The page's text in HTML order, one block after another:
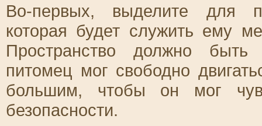
Во-первых, выделите для
которая будет служить ему
Пространство должно быть
питомец мог свободно
большим, чтобы он мог
безопасности.